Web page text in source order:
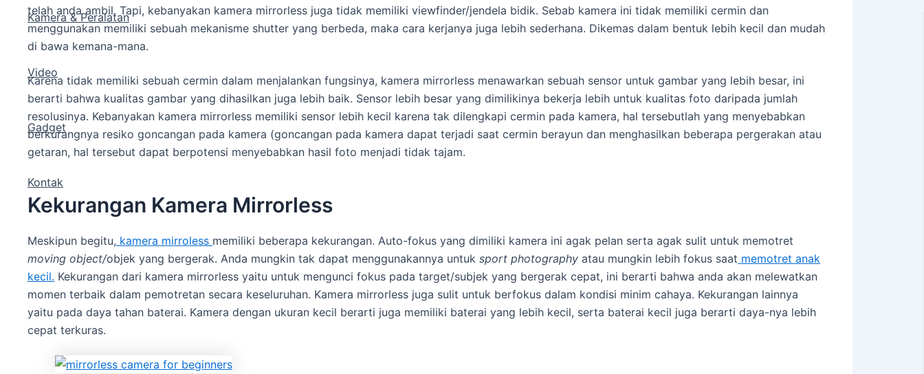
Kamera & Peralatan
Video
Gadget
Kontak
telah anda ambil. Tapi, kebanyakan kamera mirrorless juga tidak memiliki viewfinder/jendela bidik. Sebab kamera ini tidak memiliki cermin dan
menggunakan memiliki sebuah mekanisme shutter yang berbeda, maka cara kerjanya juga lebih sederhana. Dikemas dalam bentuk lebih kecil dan mudah
di bawa kemana-mana.
Karena tidak memiliki sebuah cermin dalam menjalankan fungsinya, kamera mirrorless menawarkan sebuah sensor untuk gambar yang lebih besar, ini
berarti bahwa kualitas gambar yang dihasilkan juga lebih baik. Sensor lebih besar yang dimilikinya bekerja lebih untuk kualitas foto daripada jumlah
resolusinya. Kebanyakan kamera mirrorless memiliki sensor lebih kecil karena tak dilengkapi cermin pada kamera, hal tersebutlah yang menyebabkan
berkurangnya resiko goncangan pada kamera (goncangan pada kamera dapat terjadi saat cermin berayun dan menghasilkan beberapa pergerakan atau
getaran, hal tersebut dapat berpotensi menyebabkan hasil foto menjadi tidak tajam.
Kekurangan Kamera Mirrorless
Meskipun begitu, kamera mirroless memiliki beberapa kekurangan. Auto-fokus yang dimiliki kamera ini agak pelan serta agak sulit untuk memotret
moving object/objek yang bergerak. Anda mungkin tak dapat menggunakannya untuk sport photography atau mungkin lebih fokus saat memotret anak
kecil. Kekurangan dari kamera mirrorless yaitu untuk mengunci fokus pada target/subjek yang bergerak cepat, ini berarti bahwa anda akan melewatkan
momen terbaik dalam pemotretan secara keseluruhan. Kamera mirrorless juga sulit untuk berfokus dalam kondisi minim cahaya. Kekurangan lainnya
yaitu pada daya tahan baterai. Kamera dengan ukuran kecil berarti juga memiliki baterai yang lebih kecil, serta baterai kecil juga berarti daya-nya lebih
cepat terkuras.